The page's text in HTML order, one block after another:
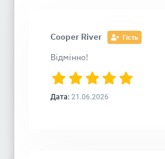
Cooper River Гість
Відмінно!
Дата: 21.06.2026